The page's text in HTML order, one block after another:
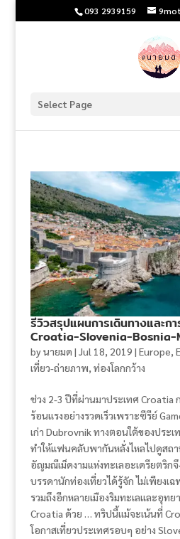
093 2939159
Select Page
รีวิวสรุปแผนการเดินทางและก
Croatia-Slovenia-Bosnia-
byนายมด | Jul 18, 2019 | Europe,
เที่ยว-ถ่ายภาพ, ท่องโลกกว้าง
ช่วง 2-3 ปีที่ผ่านมาประเทศ Croatia
ร้อนแรงอย่างรวดเร็วเพราะซีรีย์
เก่า Dubrovnik ทางตอนใต้ของประเ
ทำให้แฟนคลับพากันหลั่งไหลไปดูสถ
อัญมณีเม็ดงามแห่งทะเลอะเดรียตริก
บรรดานักท่องเที่ยวได้รู้จัก ไม่เพียงเ
รวมถึงอีกหลายเมืองริมทะเลและอุท
Croatia ด้วย … ทริปนี้แม้จะเน้นที่
โอกาสเที่ยวประเทศรอบๆ อย่าง